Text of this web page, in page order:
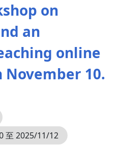
on
an
online
10.
至 2025/11/12